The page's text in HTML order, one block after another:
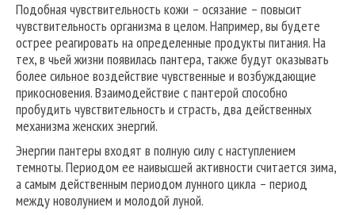
Подобная чувствительность кожи – осязание – повысит
чувствительность организма в целом. Например, вы будете
острее реагировать на определенные продукты питания. На
тех, в чьей жизни появилась пантера, также будут оказывать
более сильное воздействие чувственные и возбуждающие
прикосновения. Взаимодействие с пантерой способно
пробудить чувствительность и страсть, два действенных
механизма женских энергий.
Энергии пантеры входят в полную силу с наступлением
темноты. Периодом ее наивысшей активности считается зима,
а самым действенным периодом лунного цикла – период
между новолунием и молодой луной.